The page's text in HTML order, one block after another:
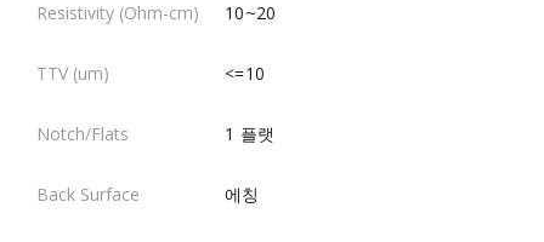
10~20
<=10
1 플랫
에칭